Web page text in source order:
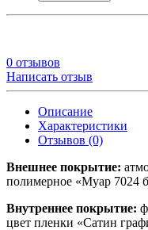
0 отзывов
Написать отзыв
Описание
Характеристики
Отзывов (0)
Внешнее покрытие:
полимерное «Муар 7024
Внутреннее покрытие:
цвет пленки «Сатин